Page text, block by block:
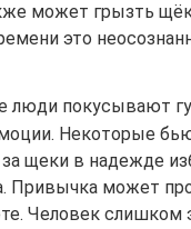
может грызть
это
люди покусывают
Некоторые
щеки в надежде
Привычка может
Человек слишком